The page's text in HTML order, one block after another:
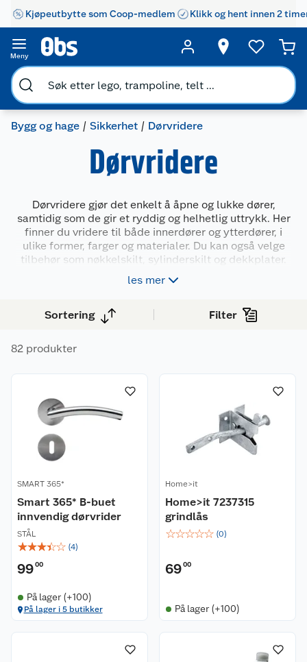
Kjøpeutbytte som Coop-medlem Klikk og hent innen 2
Meny
Bygg og hage Sikkerhet Dørvridere
Dørvridere
Dørvridere gjør det enkelt å åpne og lukke dører,
samtidig som de gir et ryddig og helhetlig uttrykk. Her
finner du vridere til både innerdører og ytterdører, i
ulike former, farger og materialer. Du kan også velge
tilbehør som nøkkelskilt, sylinderskilt og dekkplater.
Produktene passer både til nybygg, oppussing og
utskifting – og gjør det lett å finne en stil som passer
les mer
Sortering Filter
82 produkter
SMART 365*
Smart 365* B-buet
innvendig dørvrider
STÅL
☆☆☆☆☆ (4)
9900
På lager (+100)
På lager i 5 butikker
Home>it
Home>it 7237315
grindlås
☆☆☆☆☆ (0)
6900
På lager (+100)